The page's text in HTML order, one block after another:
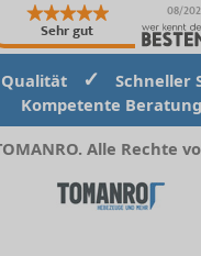
Sehr gut
08/
Qualität ✓ Schneller
Kompetente Beratung
Alle Rechte